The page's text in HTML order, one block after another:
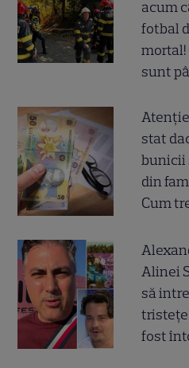
acum
fotbal
sunt
stat
bunicii
din
Cum
Alinei
să
fost